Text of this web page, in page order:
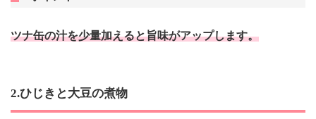
ツナ缶の汁を少量加えると旨味がアップします。
2.ひじきと大豆の煮物